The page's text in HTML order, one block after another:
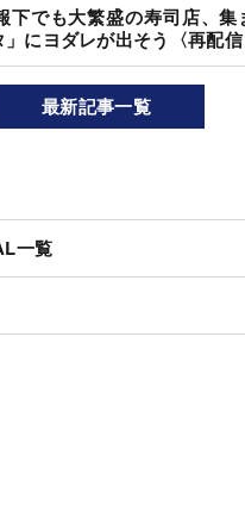
下でも大繁盛の寿司店、
にヨダレが出そう〈再配信
最新記事一覧
一覧